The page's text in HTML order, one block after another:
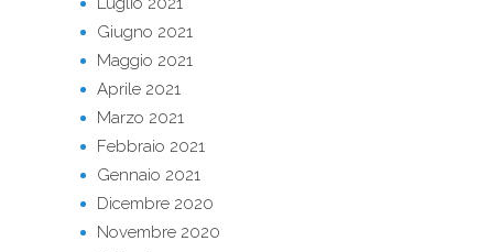
Giugno 2021
Maggio 2021
Aprile 2021
Marzo 2021
Febbraio 2021
Gennaio 2021
Dicembre 2020
Novembre 2020